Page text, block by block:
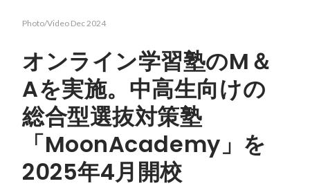
Photo/Video Dec 2024
オンライン学習塾のM＆
Aを実施。中高生向けの
総合型選抜対策塾
「MoonAcademy」を
2025年4月開校